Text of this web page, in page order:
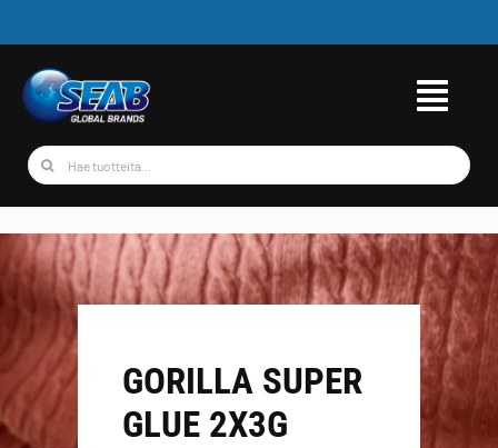
to
content
Etsi
GORILLA SUPER
GLUE 2X3G